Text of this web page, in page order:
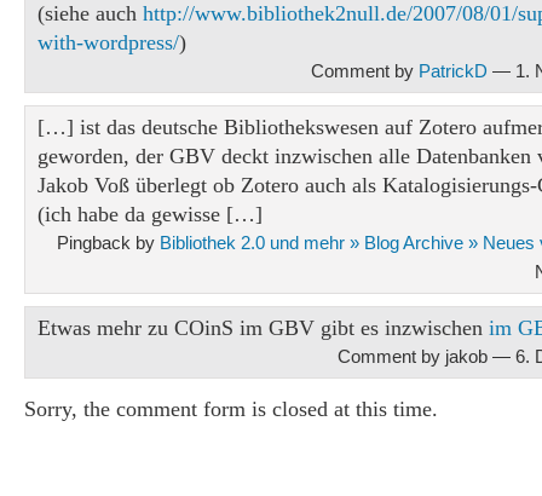
(siehe auch http://www.bibliothek2null.de/2007/08/01/
with-wordpress/)
Comment by PatrickD — 1.
[…] ist das deutsche Bibliothekswesen auf Zotero
geworden, der GBV deckt inzwischen alle Datenbanken
Jakob Voß überlegt ob Zotero auch als
(ich habe da gewisse […]
Pingback by Bibliothek 2.0 und mehr » Blog Archive » Neues
Etwas mehr zu COinS im GBV gibt es inzwischen im
Comment by jakob — 6.
Sorry, the comment form is closed at this time.